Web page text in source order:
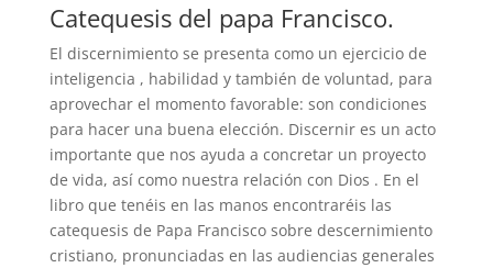
Catequesis del papa Francisco.
El discernimiento se presenta como un ejercicio de
inteligencia , habilidad y también de voluntad, para
aprovechar el momento favorable: son condiciones
para hacer una buena elección. Discernir es un acto
importante que nos ayuda a concretar un proyecto
de vida, así como nuestra relación con Dios . En el
libro que tenéis en las manos encontraréis las
catequesis de Papa Francisco sobre descernimiento
cristiano, pronunciadas en las audiencias generales